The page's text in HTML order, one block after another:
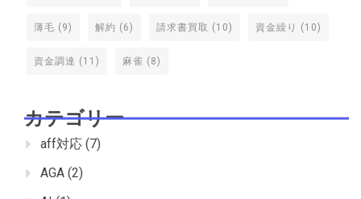
薄毛 (9) 解約 (6) 請求書買取 (10) 資金繰り (10)
資金調達 (11) 麻雀 (8)
カテゴリー
aff対応 (7)
AGA (2)